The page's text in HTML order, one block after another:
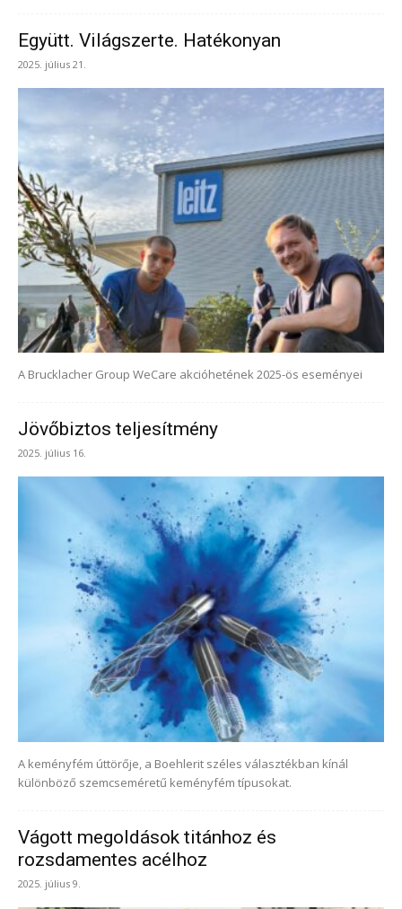
Együtt. Világszerte. Hatékonyan
2025. július 21.
A Brucklacher Group WeCare akcióhetének 2025-ös eseményei
Jövőbiztos teljesítmény
2025. július 16.
A keményfém úttörője, a Boehlerit széles választékban kínál
különböző szemcseméretű keményfém típusokat.
Vágott megoldások titánhoz és
rozsdamentes acélhoz
2025. július 9.